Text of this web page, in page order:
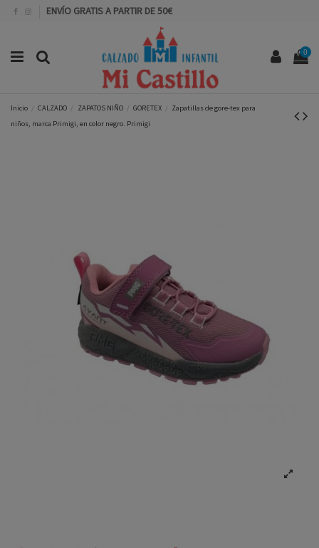
ENVÍO GRATIS A PARTIR DE 50€
0
Inicio CALZADO ZAPATOS NIÑO GORETEX
Zapatillas de gore-tex para
niños, marca Primigi, en color negro. Primigi